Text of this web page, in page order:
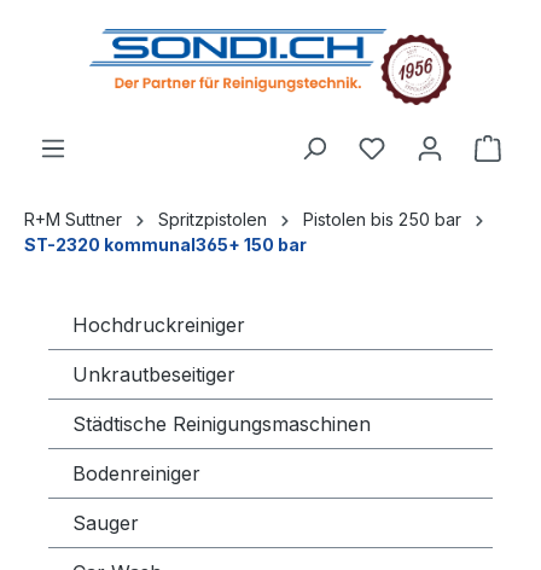
springen
R+M Suttner Spritzpistolen
Pistolen bis 250 bar
ST-2320 kommunal365+ 150 bar
Hochdruckreiniger
Unkrautbeseitiger
Städtische Reinigungsmaschinen
Bodenreiniger
Sauger